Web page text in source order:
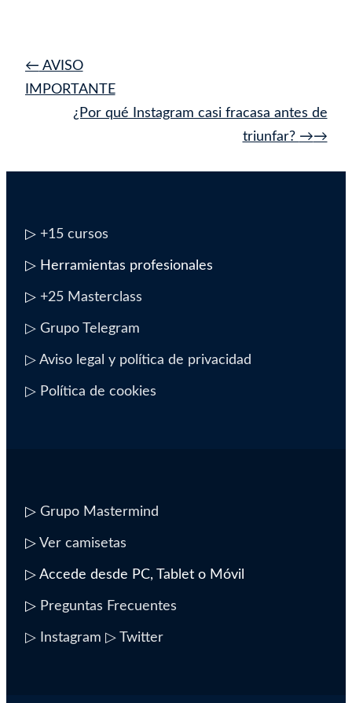
Navegación
de
← AVISO
IMPORTANTE
¿Por qué Instagram casi fracasa antes de
triunfar?
→
▷ +15 cursos
▷ Herramientas profesionales
▷ +25 Masterclass
▷ Grupo Telegram
▷ Aviso legal y política de privacidad
▷ Política de cookies
▷ Grupo Mastermind
▷ Ver camisetas
▷ Accede desde PC, Tablet o Móvil
▷ Preguntas Frecuentes
▷ Instagram ▷ Twitter